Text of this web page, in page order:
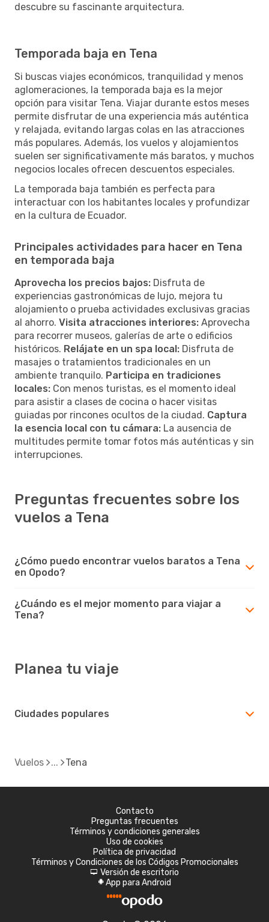
descubre su fascinante arquitectura.
Temporada baja en Tena
Si buscas viajes económicos, tranquilidad y menos
aglomeraciones, la temporada baja es la mejor
opción para visitar Tena. Viajar durante estos meses
permite disfrutar de una experiencia más auténtica
y relajada, evitando largas colas en las atracciones
más populares. Además, los vuelos y alojamientos
suelen ser significativamente más baratos, y muchos
negocios locales ofrecen descuentos especiales.
La temporada baja también es perfecta para
interactuar con los habitantes locales y profundizar
en la cultura de Ecuador.
Principales actividades para hacer en Tena
en temporada baja
Aprovecha los precios bajos: Disfruta de
experiencias gastronómicas de lujo, mejora tu
alojamiento o prueba actividades exclusivas gracias
al ahorro. Visita atracciones interiores: Aprovecha
para recorrer museos, galerías de arte o edificios
históricos. Relájate en un spa local: Disfruta de
masajes o tratamientos tradicionales en un
ambiente tranquilo. Participa en tradiciones
locales: Con menos turistas, es el momento ideal
para asistir a clases de cocina o hacer visitas
guiadas por rincones ocultos de la ciudad. Captura
la esencia local con tu cámara: La ausencia de
multitudes permite tomar fotos más auténticas y sin
interrupciones.
Preguntas frecuentes sobre los
vuelos a Tena
¿Cómo puedo encontrar vuelos baratos a Tena
en Opodo?
¿Cuándo es el mejor momento para viajar a
Tena?
Planea tu viaje
Ciudades populares
Vuelos Tena
Contacto
Preguntas frecuentes
Términos y condiciones generales
Uso de cookies
Política de privacidad
Términos y Condiciones de los Códigos Promocionales
d Versión de escritorio
A App para Android